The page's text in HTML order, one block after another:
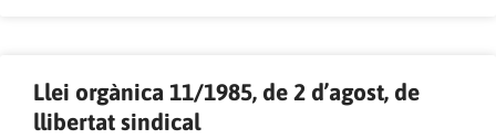
Llei orgànica 11/1985, de 2 d’agost, de
llibertat sindical